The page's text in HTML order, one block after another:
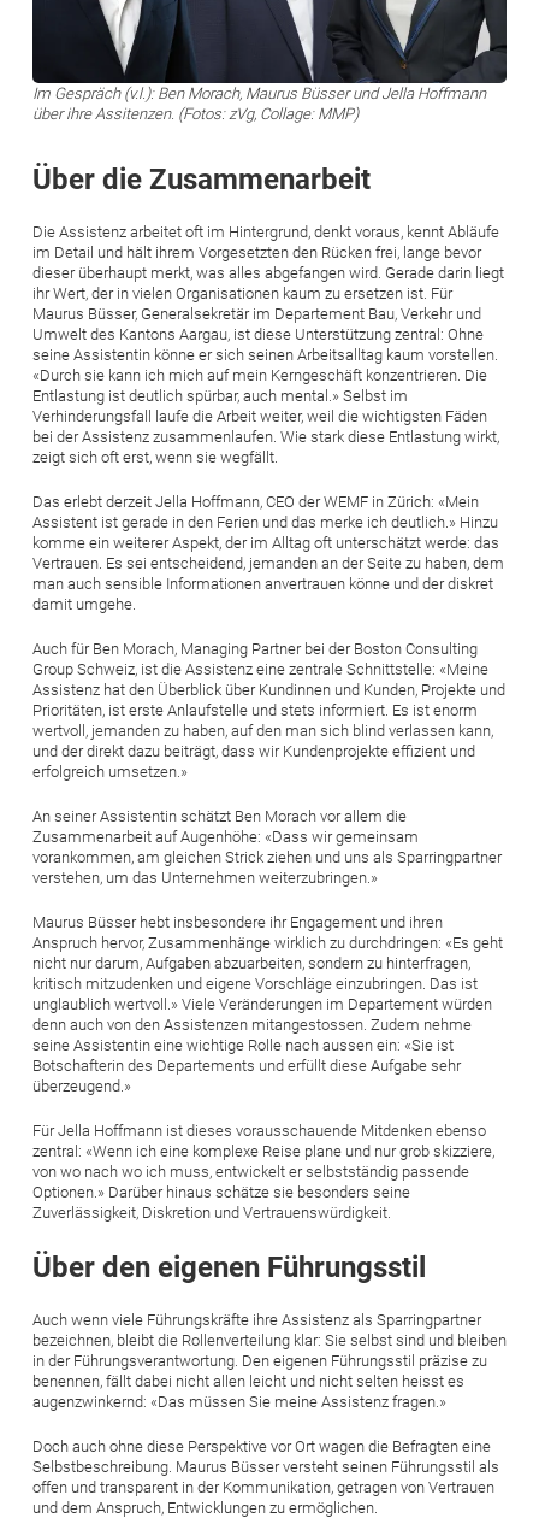
Im Gespräch (v.l.): Ben Morach, Maurus Büsser und Jella Hoffmann
über ihre Assitenzen. (Fotos: zVg, Collage: MMP)
Über die Zusammenarbeit
Die Assistenz arbeitet oft im Hintergrund, denkt voraus, kennt Abläufe
im Detail und hält ihrem Vorgesetzten den Rücken frei, lange bevor
dieser überhaupt merkt, was alles abgefangen wird. Gerade darin liegt
ihr Wert, der in vielen Organisationen kaum zu ersetzen ist. Für
Maurus Büsser, Generalsekretär im Departement Bau, Verkehr und
Umwelt des Kantons Aargau, ist diese Unterstützung zentral: Ohne
seine Assistentin könne er sich seinen Arbeitsalltag kaum vorstellen.
«Durch sie kann ich mich auf mein Kerngeschäft konzentrieren. Die
Entlastung ist deutlich spürbar, auch mental.» Selbst im
Verhinderungsfall laufe die Arbeit weiter, weil die wichtigsten Fäden
bei der Assistenz zusammenlaufen. Wie stark diese Entlastung wirkt,
zeigt sich oft erst, wenn sie wegfällt.
Das erlebt derzeit Jella Hoffmann, CEO der WEMF in Zürich: «Mein
Assistent ist gerade in den Ferien und das merke ich deutlich.» Hinzu
komme ein weiterer Aspekt, der im Alltag oft unterschätzt werde: das
Vertrauen. Es sei entscheidend, jemanden an der Seite zu haben, dem
man auch sensible Informationen anvertrauen könne und der diskret
damit umgehe.
Auch für Ben Morach, Managing Partner bei der Boston Consulting
Group Schweiz, ist die Assistenz eine zentrale Schnittstelle: «Meine
Assistenz hat den Überblick über Kundinnen und Kunden, Projekte und
Prioritäten, ist erste Anlaufstelle und stets informiert. Es ist enorm
wertvoll, jemanden zu haben, auf den man sich blind verlassen kann,
und der direkt dazu beiträgt, dass wir Kundenprojekte effizient und
erfolgreich umsetzen.»
An seiner Assistentin schätzt Ben Morach vor allem die
Zusammenarbeit auf Augenhöhe: «Dass wir gemeinsam
vorankommen, am gleichen Strick ziehen und uns als Sparringpartner
verstehen, um das Unternehmen weiterzubringen.»
Maurus Büsser hebt insbesondere ihr Engagement und ihren
Anspruch hervor, Zusammenhänge wirklich zu durchdringen: «Es geht
nicht nur darum, Aufgaben abzuarbeiten, sondern zu hinterfragen,
kritisch mitzudenken und eigene Vorschläge einzubringen. Das ist
unglaublich wertvoll.» Viele Veränderungen im Departement würden
denn auch von den Assistenzen mitangestossen. Zudem nehme
seine Assistentin eine wichtige Rolle nach aussen ein: «Sie ist
Botschafterin des Departements und erfüllt diese Aufgabe sehr
überzeugend.»
Für Jella Hoffmann ist dieses vorausschauende Mitdenken ebenso
zentral: «Wenn ich eine komplexe Reise plane und nur grob skizziere,
von wo nach wo ich muss, entwickelt er selbstständig passende
Optionen.» Darüber hinaus schätze sie besonders seine
Zuverlässigkeit, Diskretion und Vertrauenswürdigkeit.
Über den eigenen Führungsstil
Auch wenn viele Führungskräfte ihre Assistenz als Sparringpartner
bezeichnen, bleibt die Rollenverteilung klar: Sie selbst sind und bleiben
in der Führungsverantwortung. Den eigenen Führungsstil präzise zu
benennen, fällt dabei nicht allen leicht und nicht selten heisst es
augenzwinkernd: «Das müssen Sie meine Assistenz ­fragen.»
Doch auch ohne diese Perspektive vor Ort wagen die Befragten eine
Selbstbeschreibung. Maurus Büsser versteht seinen Führungsstil als
offen und transparent in der Kommunikation, getragen von Vertrauen
und dem Anspruch, Entwicklungen zu ermöglichen.